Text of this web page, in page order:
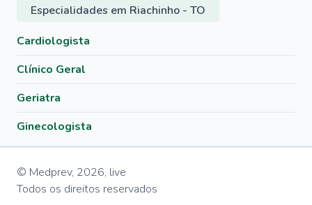
Especialidades em Riachinho - TO
Cardiologista
Clínico Geral
Geriatra
Ginecologista
© Medprev, 2026, live
Todos os direitos reservados